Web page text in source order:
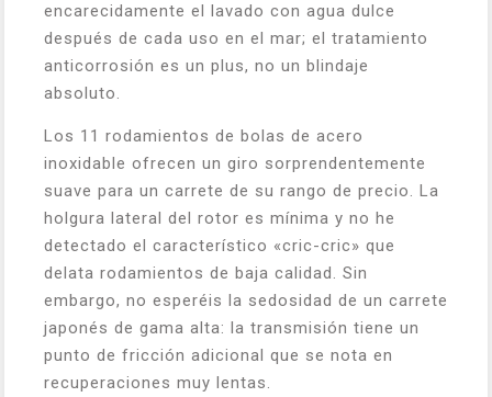
encarecidamente el lavado con agua dulce
después de cada uso en el mar; el tratamiento
anticorrosión es un plus, no un blindaje
absoluto.
Los 11 rodamientos de bolas de acero
inoxidable ofrecen un giro sorprendentemente
suave para un carrete de su rango de precio. La
holgura lateral del rotor es mínima y no he
detectado el característico «cric-cric» que
delata rodamientos de baja calidad. Sin
embargo, no esperéis la sedosidad de un carrete
japonés de gama alta: la transmisión tiene un
punto de fricción adicional que se nota en
recuperaciones muy lentas.